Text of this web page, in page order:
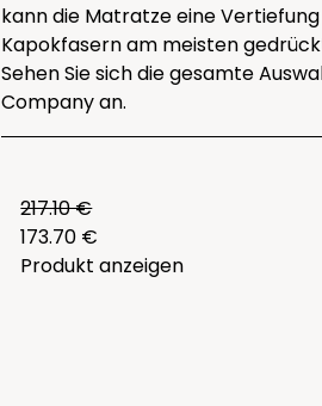
kann die Matratze eine
Kapokfasern am meisten
Sehen Sie sich die gesamte
Companyan.
217.10 €
173.70 €
Produkt anzeigen